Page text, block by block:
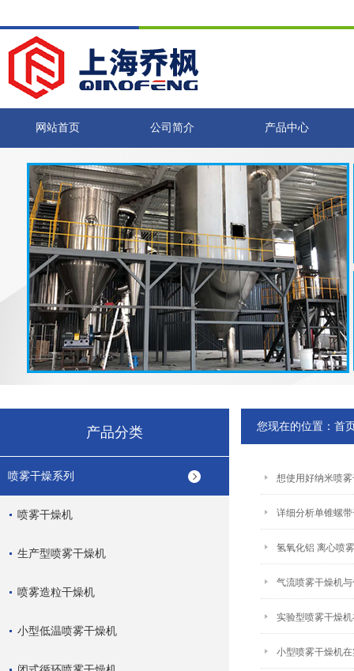
网站首页 公司简介 产品中心
产品分类
喷雾干燥系列
喷雾干燥机
生产型喷雾干燥机
喷雾造粒干燥机
小型低温喷雾干燥机
您现在的位置： 首
想使用好纳米喷
详细分析单锥螺
氢氧化铝 离心喷
气流喷雾干燥机
实验型喷雾干燥
小型喷雾干燥机